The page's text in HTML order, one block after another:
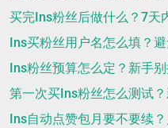
买完Ins粉丝后做什么？7天
Ins买粉丝用户名怎么填？
Ins粉丝预算怎么定？新手
第一次买Ins粉丝怎么测试
Ins自动点赞包月要不要续